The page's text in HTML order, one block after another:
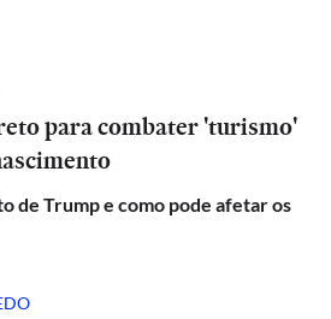
para combater 'turismo'
de Trump e como pode afetar os